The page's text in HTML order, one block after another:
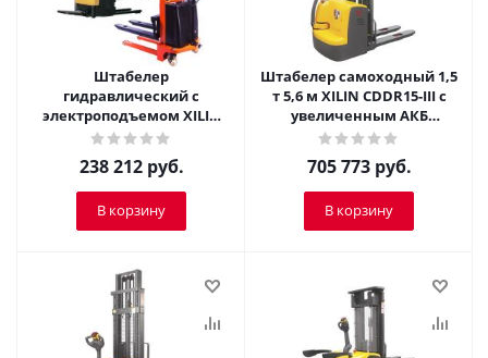
Штабелер
гидравлический с
электроподъемом XILIN
1,5 т 2,5 м CDD15B-E
238 212руб.
В корзину
Штабелер самоходный 1,5
т 5,6 м XILIN CDDR15-III с
увеличенным АКБ
(сопровождаемый)
705 773руб.
В корзину